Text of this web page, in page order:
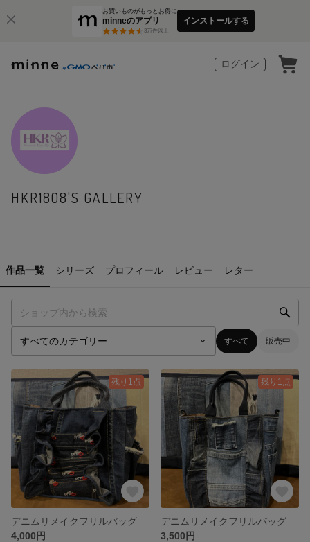
お買いものがもっとお得に
minneのアプリ
3万件以上
インストールする
ログイン
HKR1808'S GALLERY
作品一覧 シリーズ プロフィール レビュー レター
すべて 販売中
残り1点
デニムリメイクフリルバッグ
4,000円
残り1点
デニムリメイクフリルバッグ
3,500円